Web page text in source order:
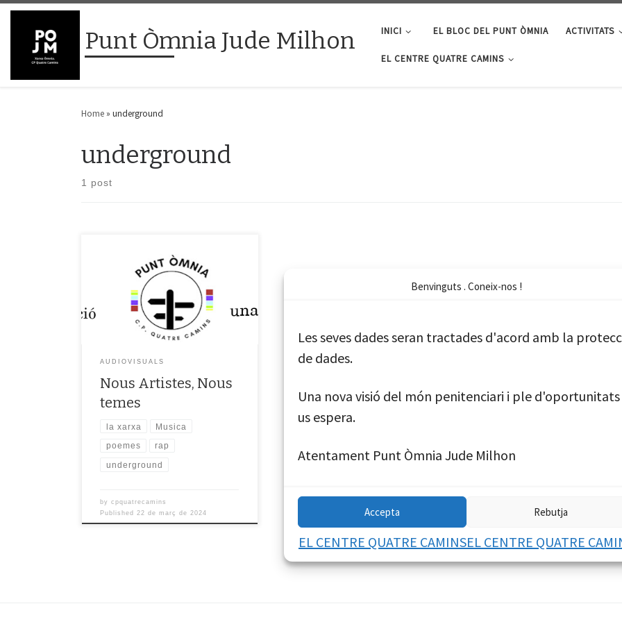
Benvinguts . Coneix-nos !
Les seves dades seran tractades d'acord amb la
de dades.
Una nova visió del món penitenciari i ple d'oportunitats
us espera.
Atentament Punt Òmnia Jude Milhon
Accepta Rebutja
EL CENTRE QUATRE CAMINSEL CENTRE QUATRE
Punt Òmnia Jude Milhon INICI EL BLOC DEL PUNT ÒMNIA ACTIVITATS
EL CENTRE QUATRE CAMINS
Home » underground
underground
1 post
Música, lletres, ritmes diversos que
s’ajunten dins de l’espai i flueixen com
mai. Aquí tenim nivell, hi ha qualitat i les
tendències marquen estils. No són pocs,
fan servir el espai que hi ha al teatre per
a gravar les […]
AUDIOVISUALS
Nous Artistes, Nous
temes
la xarxa Musica
poemes rap
underground
bycpquatrecamins
Published 22 de març de 2024